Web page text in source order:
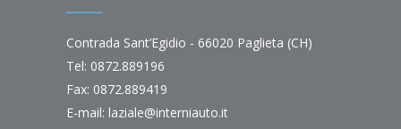
Contrada Sant’Egidio - 66020 Paglieta (CH)
Tel: 0872.889196
Fax: 0872.889419
E-mail: laziale@interniauto.it